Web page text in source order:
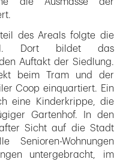
des Areals folgte die
Dort bildet das
Auftakt der Siedlung.
beim Tram und der
Coop einquartiert. Ein
eine Kinderkrippe, die
Gartenhof. In den
Sicht auf die Stadt
Senioren-Wohnungen
untergebracht, im